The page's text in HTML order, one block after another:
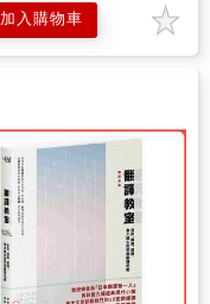
加入購物車